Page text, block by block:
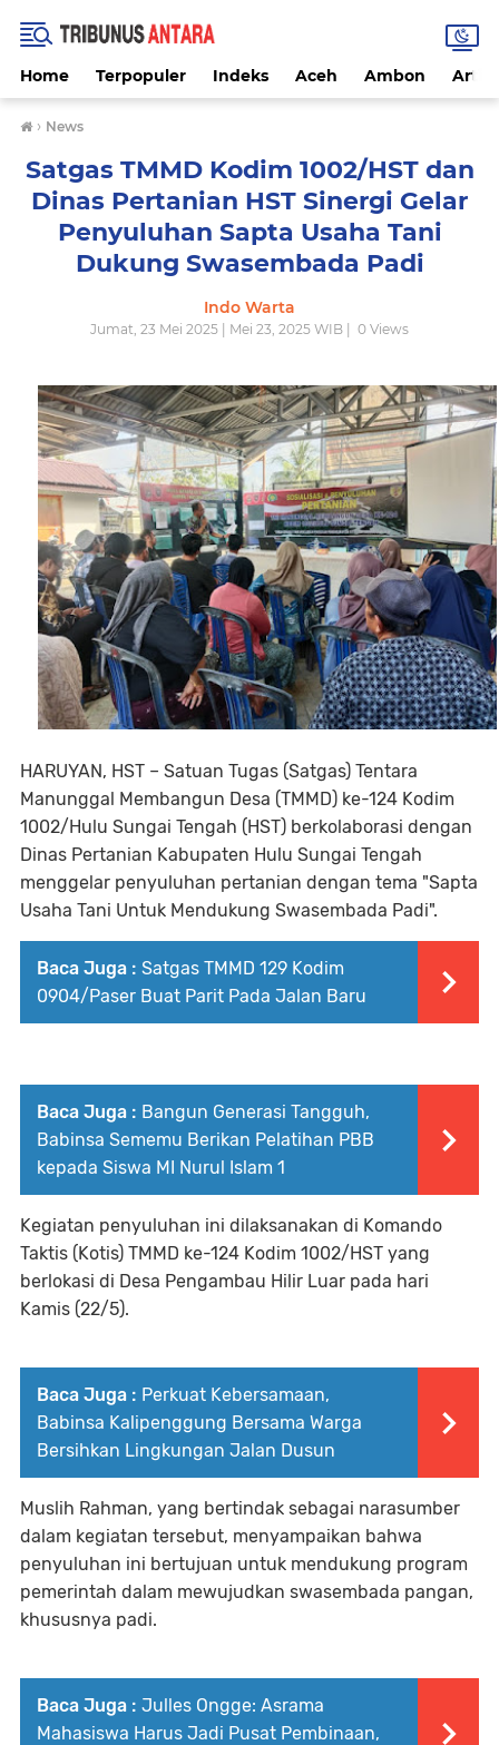
Home Terpopuler Indeks Aceh Ambon
› News
Satgas TMMD Kodim 1002/HST dan
Dinas Pertanian HST Sinergi Gelar
Penyuluhan Sapta Usaha Tani
Dukung Swasembada Padi
Indo Warta
Jumat, 23 Mei 2025 | Mei 23, 2025 WIB | 0 Views
HARUYAN, HST – Satuan Tugas (Satgas) Tentara
Manunggal Membangun Desa (TMMD) ke-124 Kodim
1002/Hulu Sungai Tengah (HST) berkolaborasi dengan
Dinas Pertanian Kabupaten Hulu Sungai Tengah
menggelar penyuluhan pertanian dengan tema "Sapta
Usaha Tani Untuk Mendukung Swasembada Padi".
Baca Juga : Satgas TMMD 129 Kodim
0904/Paser Buat Parit Pada Jalan Baru
Baca Juga : Bangun Generasi Tangguh,
Babinsa Sememu Berikan Pelatihan PBB
kepada Siswa MI Nurul Islam 1
Kegiatan penyuluhan ini dilaksanakan di Komando
Taktis (Kotis) TMMD ke-124 Kodim 1002/HST yang
berlokasi di Desa Pengambau Hilir Luar pada hari
Kamis (22/5).
Baca Juga : Perkuat Kebersamaan,
Babinsa Kalipenggung Bersama Warga
Bersihkan Lingkungan Jalan Dusun
Muslih Rahman, yang bertindak sebagai narasumber
dalam kegiatan tersebut, menyampaikan bahwa
penyuluhan ini bertujuan untuk mendukung program
pemerintah dalam mewujudkan swasembada pangan,
khususnya padi.
Baca Juga : Julles Ongge: Asrama
Mahasiswa Harus Jadi Pusat Pembinaan,